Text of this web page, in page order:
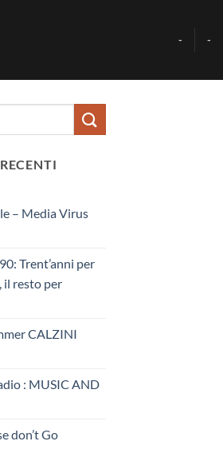
- -
– Media Virus
Trent’anni per
il resto per
CALZINI
: MUSIC AND
don’t Go